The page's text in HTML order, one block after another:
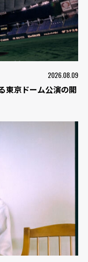
2026.08.09
東京ドーム公演の開